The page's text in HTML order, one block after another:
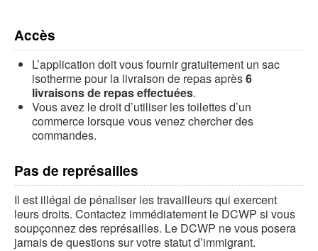
Accès
L’application doit vous fournir gratuitement un sac
isotherme pour la livraison de repas après6
livraisons de repas effectuées.
Vous avez le droit d’utiliser les toilettes d’un
commerce lorsque vous venez chercher des
commandes.
Pas de représailles
Il est illégal de pénaliser les travailleurs qui exercent
leurs droits. Contactez immédiatement le DCWP si vous
soupçonnez des représailles. Le DCWP ne vous posera
jamais de questions sur votre statut d’immigrant.